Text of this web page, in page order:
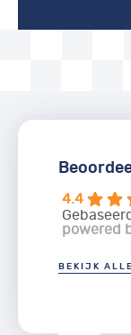
4.4
powered
BEKIJK